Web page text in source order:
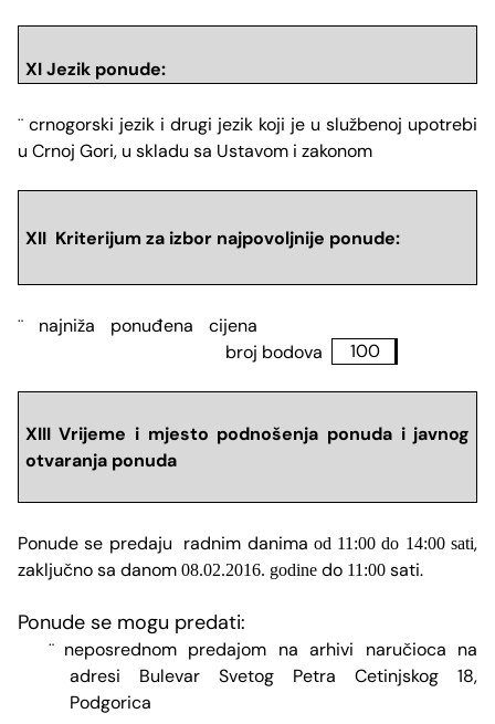
XI Jezik ponude:
¨ crnogorski jezik i drugi jezik koji je u službenoj upotrebi
u Crnoj Gori, u skladu sa Ustavom i zakonom
XII Kriterijum za izbor najpovoljnije ponude:
¨ najniža ponuđena cijena
broj bodova
100
XIII Vrijeme i mjesto podnošenja ponuda i javnog
otvaranja ponuda
Ponude se predaju radnim danima od 11:00 do 14:00 sati,
zaključno sa danom 08.02.2016. godine do 11:00 sati.
Ponude se mogu predati:
¨ neposrednom predajom na arhivi naručioca na
adresi Bulevar Svetog Petra Cetinjskog 18,
Podgorica